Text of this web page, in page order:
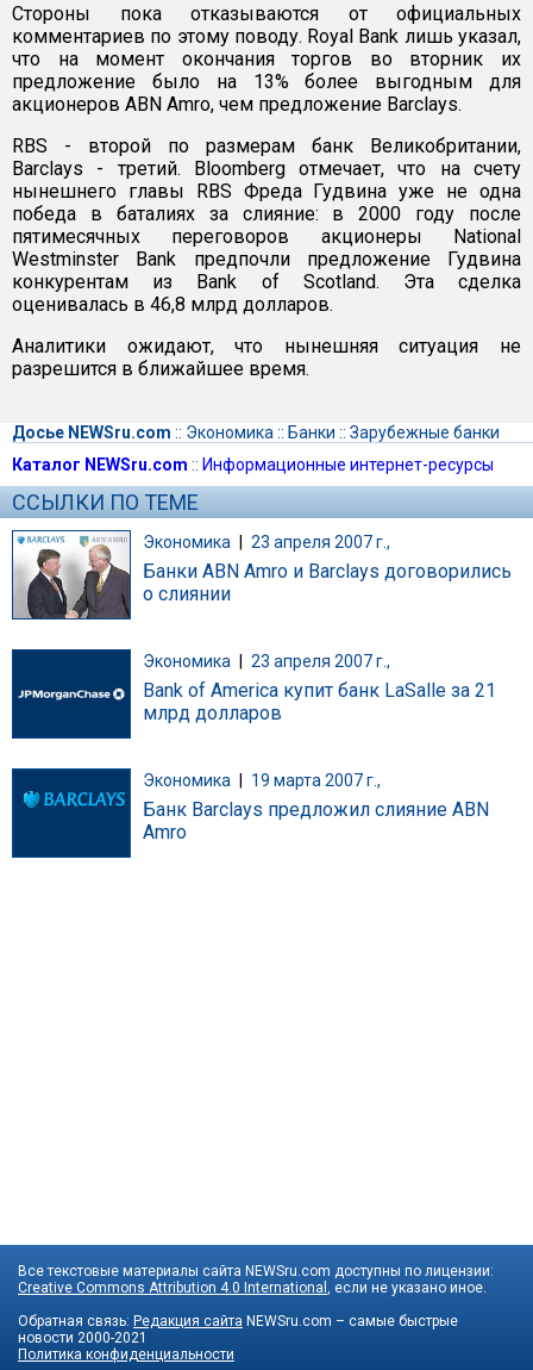
Стороны пока отказываются от официальных
комментариев по этому поводу. Royal Bank лишь указал,
что на момент окончания торгов во вторник их
предложение было на 13% более выгодным для
акционеров ABN Amro, чем предложение Barclays.
RBS - второй по размерам банк Великобритании,
Barclays - третий. Bloomberg отмечает, что на счету
нынешнего главы RBS Фреда Гудвина уже не одна
победа в баталиях за слияние: в 2000 году после
пятимесячных переговоров акционеры National
Westminster Bank предпочли предложение Гудвина
конкурентам из Bank of Scotland. Эта сделка
оценивалась в 46,8 млрд долларов.
Аналитики ожидают, что нынешняя ситуация не
разрешится в ближайшее время.
Досье NEWSru.com :: Экономика :: Банки :: Зарубежные банки
Каталог NEWSru.com :: Информационные интернет-ресурсы
ССЫЛКИ ПО ТЕМЕ
Экономика | 23 апреля 2007 г.,
Банки ABN Amro и Barclays договорились
о слиянии
Экономика 23 апреля 2007 г.,
Bank of America купит банк LaSalle за 21
млрд долларов
Экономика 19 марта 2007 г.,
Банк Barсlays предложил слияние ABN
Amro
Все текстовые материалы сайта NEWSru.com доступны по лицензии:
Creative Commons Attribution 4.0 International , если не указано иное.
Обратная связь: Редакция сайта NEWSru.com – самые быстрые
новости 2000-2021
Политика конфиденциальности